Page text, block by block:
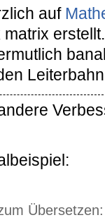
auf
erstellt.
Übersetzen: